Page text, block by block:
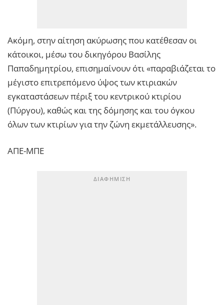
Ακόμη, στην αίτηση ακύρωσης που κατέθεσαν οι
κάτοικοι, μέσω του δικηγόρου Βασίλης
Παπαδημητρίου, επισημαίνουν ότι «παραβιάζεται το
μέγιστο επιτρεπόμενο ύψος των κτιριακών
εγκαταστάσεων πέριξ του κεντρικού κτιρίου
(Πύργου), καθώς και της δόμησης και του όγκου
όλων των κτιρίων για την ζώνη εκμετάλλευσης».
ΑΠΕ-ΜΠΕ